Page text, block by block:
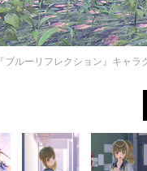
『ブルーリフレクション』キャ